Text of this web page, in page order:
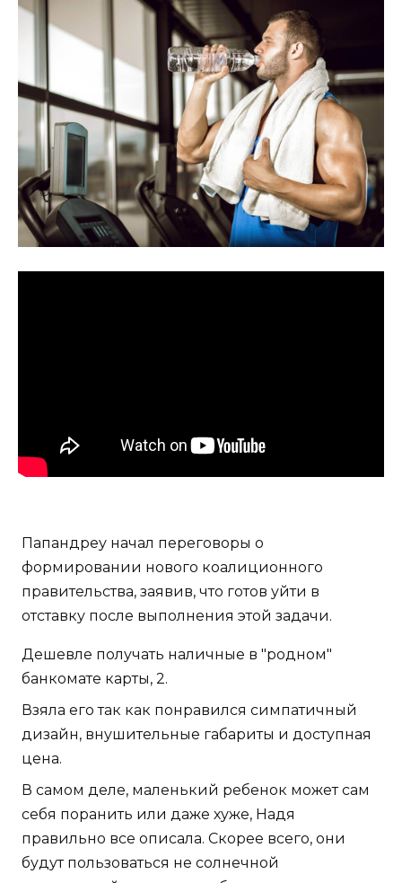
Папандреу начал переговоры о
формировании нового коалиционного
правительства, заявив, что готов уйти в
отставку после выполнения этой задачи.
Дешевле получать наличные в "родном"
банкомате карты, 2.
Взяла его так как понравился симпатичный
дизайн, внушительные габариты и доступная
цена.
В самом деле, маленький ребенок может сам
себя поранить или даже хуже, Надя
правильно все описала. Скорее всего, они
будут пользоваться не солнечной